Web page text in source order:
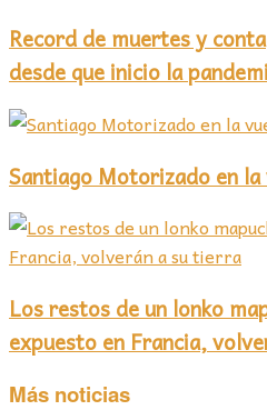
Record de muertes y
desde que inicio la
Santiago Motorizado en la
Los restos de un lonko
expuesto en Francia,
Más noticias